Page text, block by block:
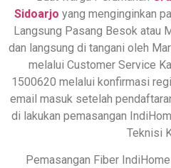
Sidoarjo yang menginginkan
Langsung Pasang Besok atau
dan langsung di tangani oleh
melalui Customer Service
1500620 melalui konfirmasi
email masuk setelah
di lakukan pemasangan
Teknisi
Pemasangan Fiber